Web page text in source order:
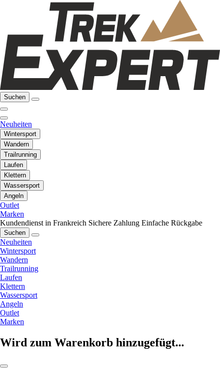
Suchen
Neuheiten
Wintersport
Wandern
Trailrunning
Laufen
Klettern
Wassersport
Angeln
Outlet
Marken
Kundendienst in Frankreich Sichere Zahlung Einfache Rückgabe
Suchen
Neuheiten
Wintersport
Wandern
Trailrunning
Laufen
Klettern
Wassersport
Angeln
Outlet
Marken
Wird zum Warenkorb hinzugefügt...